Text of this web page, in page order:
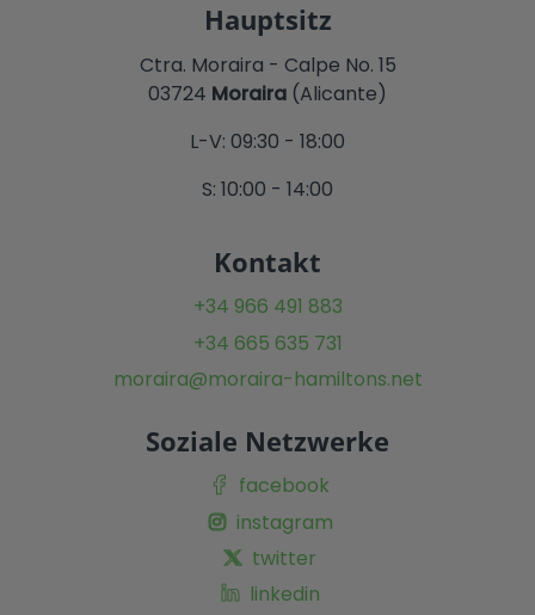
Hauptsitz
Ctra. Moraira - Calpe No. 15
03724 Moraira (Alicante)
L-V: 09:30 - 18:00
S: 10:00 - 14:00
Kontakt
+34 966 491 883
+34 665 635 731
moraira@moraira-hamiltons.net
Soziale Netzwerke
facebook
instagram
twitter
linkedin